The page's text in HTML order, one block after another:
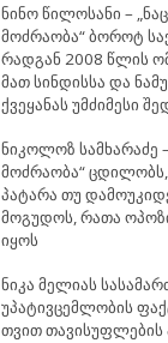
ნინო წილოსანი –
მოძრაობა“ ბოროტ
რადგან 2008 წლის
მათ სინდისსა და
ქვეყანას უმძიმესი
ნიკოლოზ სამხარაძე
მოძრაობა“
პატარა თუ
მოგუდოს, რათა
იყოს
ნიკა მელიას
უპატივცემლობის
თვით თავისუფლების